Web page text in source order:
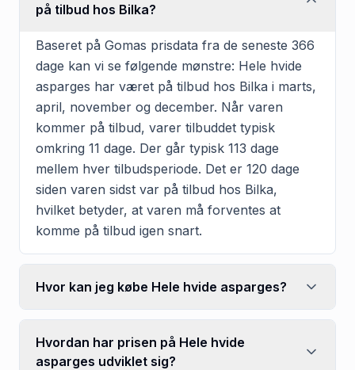
på tilbud hos Bilka?
Baseret på Gomas prisdata fra de seneste 366
dage kan vi se følgende mønstre: Hele hvide
asparges har været på tilbud hos Bilka i marts,
april, november og december. Når varen
kommer på tilbud, varer tilbuddet typisk
omkring 11 dage. Der går typisk 113 dage
mellem hver tilbudsperiode. Det er 120 dage
siden varen sidst var på tilbud hos Bilka,
hvilket betyder, at varen må forventes at
komme på tilbud igen snart.
Hvor kan jeg købe Hele hvide asparges?
Hvordan har prisen på Hele hvide
asparges udviklet sig?